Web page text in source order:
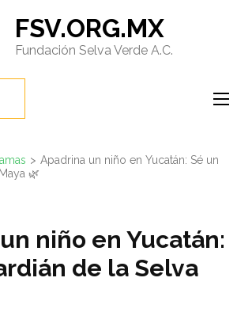
FSV.ORG.MX
Fundación Selva Verde A.C.
> Apadrina un niño en Yucatán: Sé un
🌿
niño en Yucatán:
de la Selva